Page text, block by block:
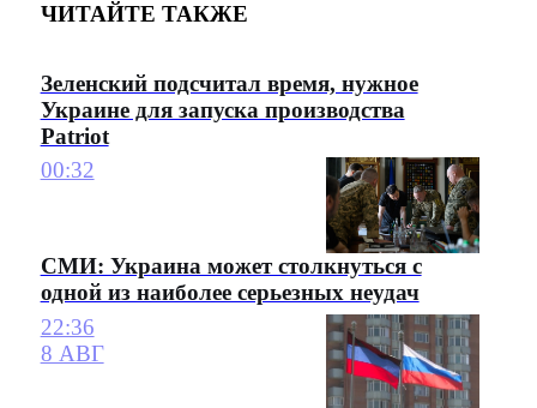
ЧИТАЙТЕ ТАКЖЕ
Зеленский подсчитал время, нужное
Украине для запуска производства
Patriot
00:32
СМИ: Украина может столкнуться с
одной из наиболее серьезных неудач
22:36
8 АВГ